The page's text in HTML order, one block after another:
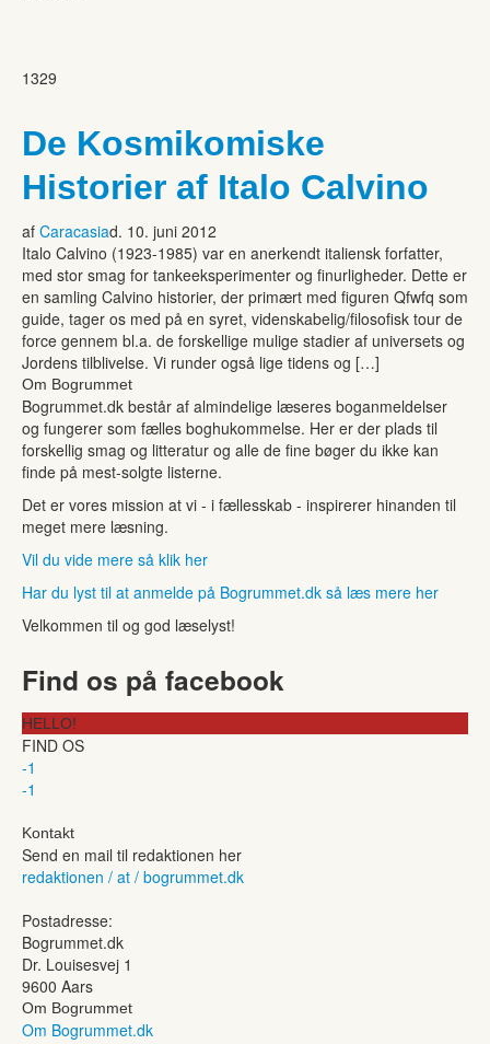
1329
De Kosmikomiske
Historier af Italo Calvino
af Caracasiad. 10. juni 2012
Italo Calvino (1923-1985) var en anerkendt italiensk forfatter,
med stor smag for tankeeksperimenter og finurligheder. Dette er
en samling Calvino historier, der primært med figuren Qfwfq som
guide, tager os med på en syret, videnskabelig/filosofisk tour de
force gennem bl.a. de forskellige mulige stadier af universets og
Jordens tilblivelse. Vi runder også lige tidens og […]
Om Bogrummet
Bogrummet.dk består af almindelige læseres boganmeldelser
og fungerer som fælles boghukommelse. Her er der plads til
forskellig smag og litteratur og alle de fine bøger du ikke kan
finde på mest-solgte listerne.
Det er vores mission at vi - i fællesskab - inspirerer hinanden til
meget mere læsning.
Vil du vide mere så klik her
Har du lyst til at anmelde på Bogrummet.dk så læs mere her
Velkommen til og god læselyst!
Find os på facebook
HELLO!
FIND OS
-1
-1
Kontakt
Send en mail til redaktionen her
redaktionen / at / bogrummet.dk
Postadresse:
Bogrummet.dk
Dr. Louisesvej 1
9600 Aars
Om Bogrummet
Om Bogrummet.dk